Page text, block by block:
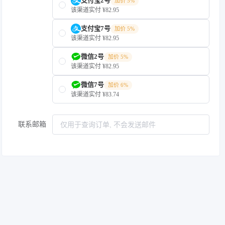
该渠道实付 ¥82.95
支付宝7号 加价 5%
该渠道实付 ¥82.95
微信2号 加价 5%
该渠道实付 ¥82.95
微信7号 加价 6%
该渠道实付 ¥83.74
联系邮箱